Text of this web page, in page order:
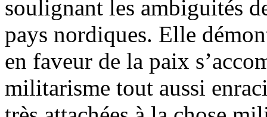
soulignant les ambiguités
pays nordiques. Elle
en faveur de la paix
militarisme tout aussi